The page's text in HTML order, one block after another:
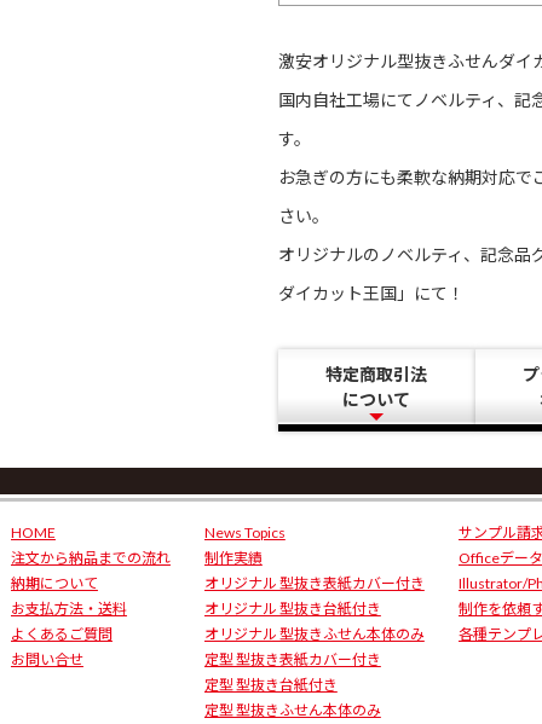
激安オリジナル型抜きふせんダイ
国内自社工場にてノベルティ、記
す。
お急ぎの方にも柔軟な納期対応
さい。
オリジナルのノベルティ、記念
ダイカット王国」にて！
特定商取引法
について
HOME
注文から納品までの流れ
納期について
お支払方法・送料
よくあるご質問
お問い合せ
News Topics
制作実績
オリジナル 型抜き表紙カバー付き
オリジナル 型抜き台紙付き
オリジナル 型抜きふせん本体のみ
定型 型抜き表紙カバー付き
定型 型抜き台紙付き
定型 型抜きふせん本体のみ
サンプル請
Officeデー
Illustrator/
制作を依頼
各種テンプ